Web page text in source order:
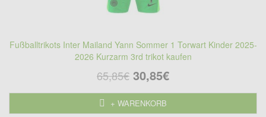
Fußballtrikots Inter Mailand Yann Sommer 1 Torwart Kinder 2025-
2026 Kurzarm 3rd trikot kaufen
65,85€ 30,85€
+ WARENKORB